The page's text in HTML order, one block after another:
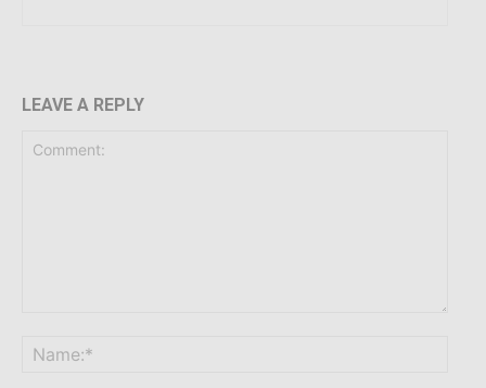
LEAVE A REPLY